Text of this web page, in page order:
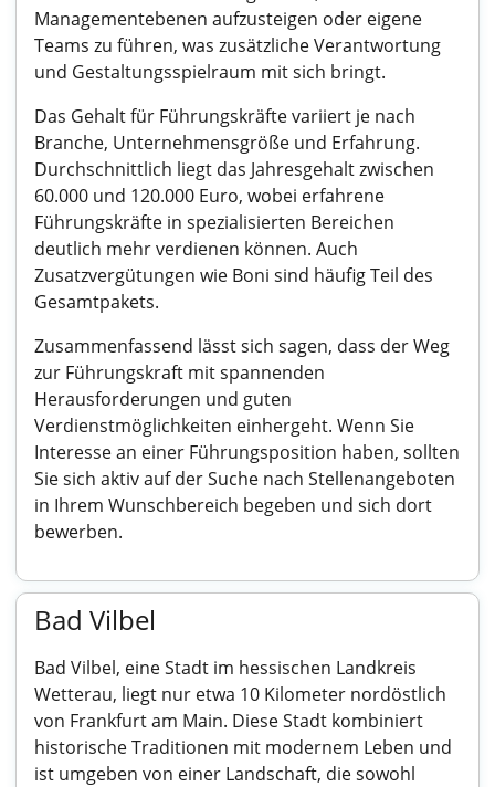
Managementebenen aufzusteigen oder eigene
Teams zu führen, was zusätzliche Verantwortung
und Gestaltungsspielraum mit sich bringt.
Das Gehalt für Führungskräfte variiert je nach
Branche, Unternehmensgröße und Erfahrung.
Durchschnittlich liegt das Jahresgehalt zwischen
60.000 und 120.000 Euro, wobei erfahrene
Führungskräfte in spezialisierten Bereichen
deutlich mehr verdienen können. Auch
Zusatzvergütungen wie Boni sind häufig Teil des
Gesamtpakets.
Zusammenfassend lässt sich sagen, dass der Weg
zur Führungskraft mit spannenden
Herausforderungen und guten
Verdienstmöglichkeiten einhergeht. Wenn Sie
Interesse an einer Führungsposition haben, sollten
Sie sich aktiv auf der Suche nach Stellenangeboten
in Ihrem Wunschbereich begeben und sich dort
bewerben.
Bad Vilbel
Bad Vilbel, eine Stadt im hessischen Landkreis
Wetterau, liegt nur etwa 10 Kilometer nordöstlich
von Frankfurt am Main. Diese Stadt kombiniert
historische Traditionen mit modernem Leben und
ist umgeben von einer Landschaft, die sowohl